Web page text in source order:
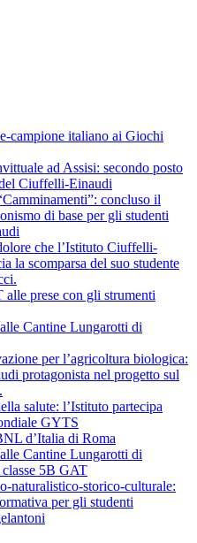
campione italiano ai Giochi
ad Assisi: secondo posto
Ciuffelli-Einaudi
concluso il
di base per gli studenti
che l’Istituto Ciuffelli-
la scomparsa del suo studente
alle prese con gli strumenti
Cantine Lungarotti di
per l’agricoltura biologica:
protagonista nel progetto sul
salute: l’Istituto partecipa
GYTS
d’Italia di Roma
Cantine Lungarotti di
5B GAT
naturalistico-storico-culturale:
per gli studenti